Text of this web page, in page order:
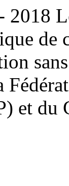
de
et du